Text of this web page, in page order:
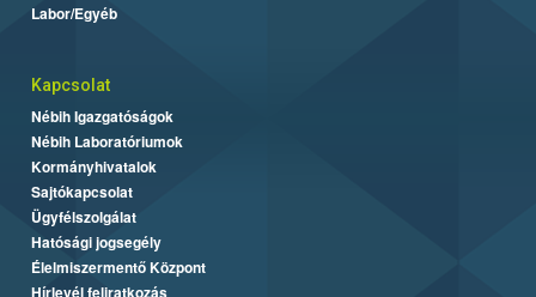
Labor/Egyéb
Kapcsolat
Nébih Igazgatóságok
Nébih Laboratóriumok
Kormányhivatalok
Sajtókapcsolat
Ügyfélszolgálat
Hatósági jogsegély
Élelmiszermentő Központ
Hírlevél feliratkozás